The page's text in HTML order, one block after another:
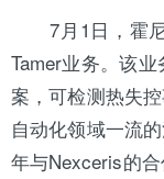
7月1日， 霍
Tamer业务。该
案，可检测热失
自动化领域一流
年与Nexceris的